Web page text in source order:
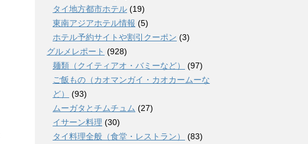
タイ地方都市ホテル (19)
東南アジアホテル情報 (5)
ホテル予約サイトや割引クーポン (3)
グルメレポート (928)
麺類（クイティアオ・バミーなど）
(97)
ご飯もの（カオマンガイ・カオカームーな
ど）
(93)
ムーガタとチムチュム (27)
イサーン料理 (30)
タイ料理全般（食堂・レストラン）
(83)